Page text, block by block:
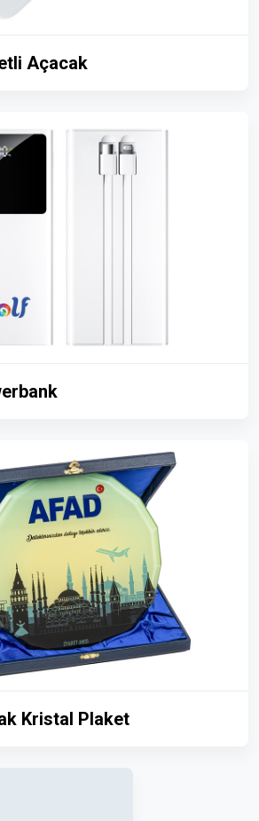
Açacak
Kristal Plaket